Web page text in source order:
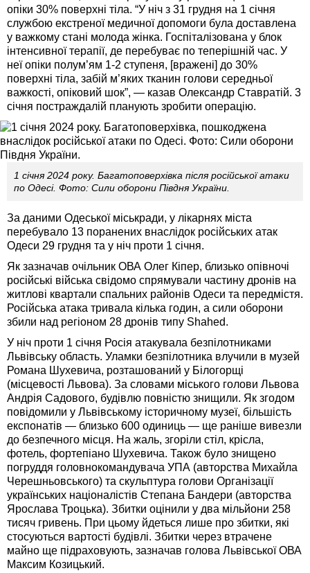
опіки 30% поверхні тіла. “У ніч з 31 грудня на 1 січня
службою екстреної медичної допомоги була доставлена
у важкому стані молода жінка. Госпіталізована у блок
інтенсивної терапії, де перебуває по теперішній час. У
неї опіки полум’ям 1-2 ступеня, [вражені] до 30%
поверхні тіла, забій м’яких тканин голови середньої
важкості, опіковий шок”, — казав Олександр Ставратій. 3
січня постраждалій планують зробити операцію.
1 січня 2024 року. Багатоповерхівка після російської атаки
по Одесі. Фото: Сили оборони Півдня України.
За даними Одеської міськради, у лікарнях міста
перебувало 13 поранених внаслідок російських атак
Одеси 29 грудня та у ніч проти 1 січня.
Як зазначав очільник ОВА Олег Кіпер, близько опівночі
російські війська свідомо спрямували частину дронів на
житлові квартали спальних районів Одеси та передмістя.
Російська атака тривала кілька годин, а сили оборони
збили над регіоном 28 дронів типу Shahed.
У ніч проти 1 січня Росія атакувала безпілотниками
Львівську область. Уламки безпілотника влучили в музей
Романа Шухевича, розташований у Білогорщі
(місцевості Львова). За словами міського голови Львова
Андрія Садового, будівлю повністю знищили. Як згодом
повідомили у Львівському історичному музеї, більшість
експонатів — близько 600 одиниць — ще раніше вивезли
до безпечного місця. На жаль, згоріли стіл, крісла,
фотель, фортепіано Шухевича. Також було знищено
погруддя головнокомандувача УПА (авторства Михайла
Черешньовського) та скульптура голови Організації
українських націоналістів Степана Бандери (авторства
Ярослава Троцька). Збитки оцінили у два мільйони 258
тисяч гривень. При цьому йдеться лише про збитки, які
стосуються вартості будівлі. Збитки через втрачене
майно ще підраховують, зазначав голова Львівської ОВА
Максим Козицький.